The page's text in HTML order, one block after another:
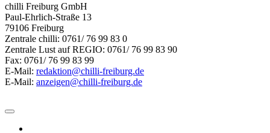
chilli Freiburg GmbH
Paul-Ehrlich-Straße 13
79106 Freiburg
Zentrale chilli: 0761/ 76 99 83 0
Zentrale Lust auf REGIO: 0761/ 76 99 83 90
Fax: 0761/ 76 99 83 99
E-Mail: redaktion@chilli-freiburg.de
E-Mail: anzeigen@chilli-freiburg.de